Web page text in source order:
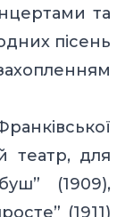
та
пісень
театр, для
(1909),
(1911)